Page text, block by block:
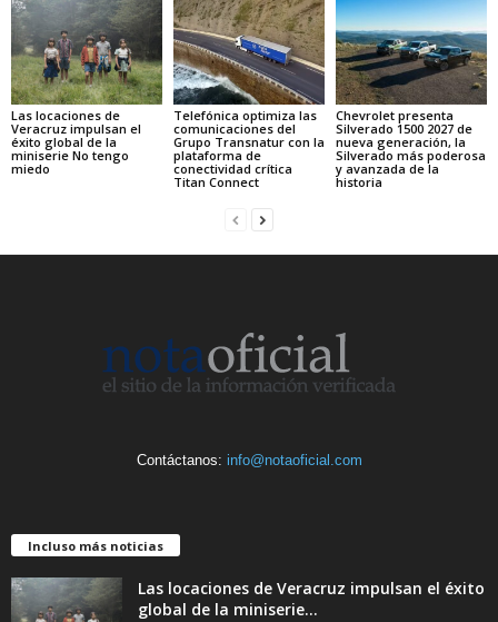
Las locaciones de
Veracruz impulsan el
éxito global de la
miniserie No tengo
miedo
Telefónica optimiza las
comunicaciones del
Grupo Transnatur con la
plataforma de
conectividad crítica
Titan Connect
Chevrolet presenta
Silverado 1500 2027 de
nueva generación, la
Silverado más poderosa
y avanzada de la
historia
Contáctanos: info@notaoficial.com
Incluso más noticias
Las locaciones de Veracruz impulsan el éxito
global de la miniserie...